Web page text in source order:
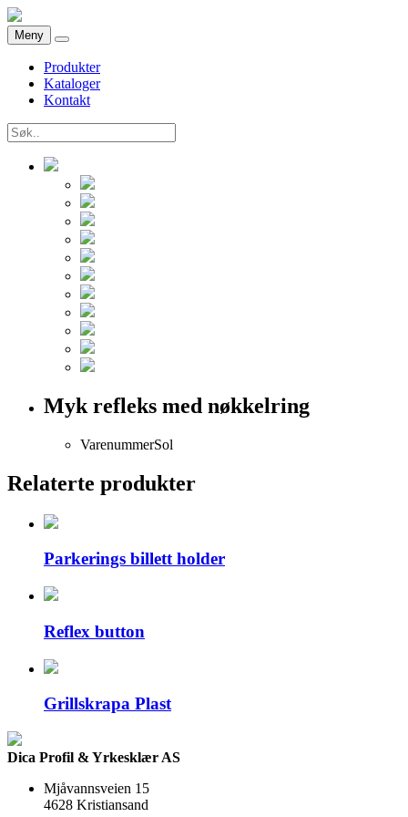
Meny
Produkter
Kataloger
Kontakt
Myk refleks med nøkkelring
VarenummerSol
Relaterte produkter
Parkerings billett holder
Reflex button
Grillskrapa Plast
Dica Profil & Yrkesklær AS
Mjåvannsveien 15
4628 Kristiansand